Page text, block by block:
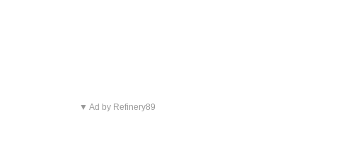
▼ Ad by Refinery89